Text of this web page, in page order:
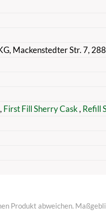
Mackenstedter Str. 7,
, First Fill Sherry Cask, Refill
Produkt abweichen.